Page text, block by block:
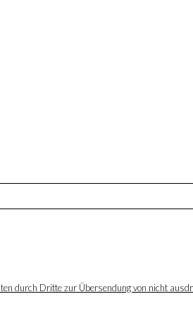
durch Dritte zur Übersendung von nicht